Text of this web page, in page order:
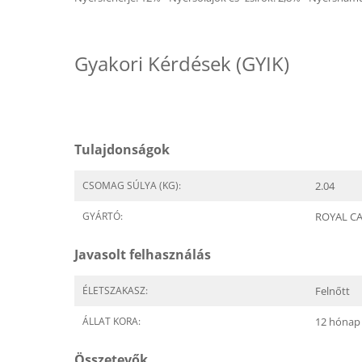
Gyakori Kérdések (GYIK)
Tulajdonságok
CSOMAG SÚLYA (KG): 2.04
GYÁRTÓ: ROYAL
Javasolt felhasználás
ÉLETSZAKASZ: Felnőtt
ÁLLAT KORA: 12 hónap